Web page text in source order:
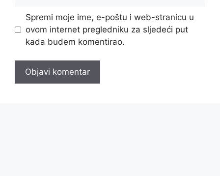
Spremi moje ime, e-poštu i web-stranicu u
ovom internet pregledniku za sljedeći put
kada budem komentirao.